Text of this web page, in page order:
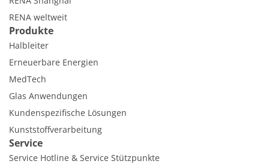
RENA weltweit
Produkte
Halbleiter
Erneuerbare Energien
MedTech
Glas Anwendungen
Kundenspezifische Lösungen
Kunststoffverarbeitung
Service
Service Hotline & Service Stützpunkte